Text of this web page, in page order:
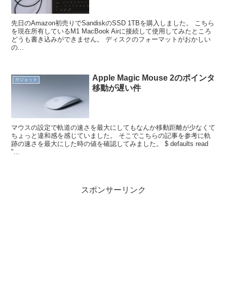
先日のAmazon初売りでSandiskのSSD 1TBを購入しました。 こちら
を現在所有しているM1 MacBook Airに接続して使用してみたところ
どうも書き込みができません。 ディスクのフォーマットがおかしい
の...
ガジェット
Apple Magic Mouse 2のポインタ
移動が遅い件
マウスの設定で軌道の速さを最大にしてもなんか移動距離が少なくて
ちょっと違和感を感じていました。 そこでこちらの記事を参考に軌
跡の速さを最大にした時の値を確認してみました。 $ defaults read
"...
スポンサーリンク